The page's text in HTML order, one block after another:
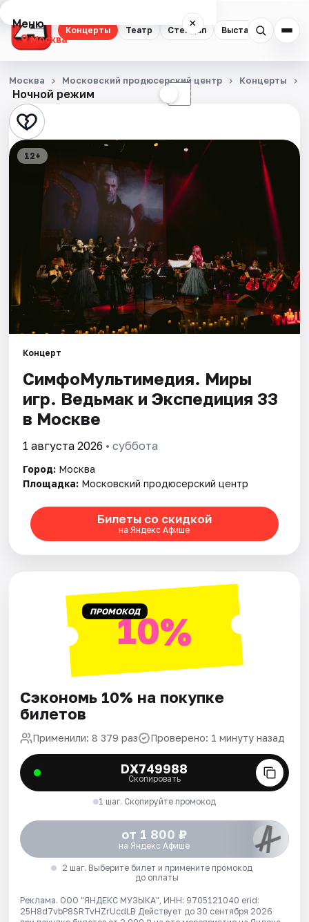
Концерты Театр Стендап Выставки
Меню ×
Москва
Концерты
Театр
Стендап
Выставки
Экскурсии
Спорт
События
Площадки
Артисты
Рейтинги
Ночной режим ☾
Москва Московский продюсерский центр Концерты
12+
Концерт
СимфоМультимедия. Миры
игр. Ведьмак и Экспедиция 33
в Москве
1 августа 2026 • суббота
Город: Москва
Площадка: Московский продюсерский центр
Билеты со скидкой
на Яндекс Афише
ПРОМОКОД10%
Сэкономь 10% на покупке
билетов
Применили: 8 379 раз Проверено: 1 минуту назад
DX749988
Скопировать
1 шаг. Скопируйте промокод
от 1 800 ₽
на Яндекс Афише
2 шаг. Выберите билет и примените промокод
до оплаты
Реклама. ООО "ЯНДЕКС МУЗЫКА", ИНН: 9705121040 erid:
25H8d7vbP8SRTvHZrUcdLB Действует до 30 сентября 2026